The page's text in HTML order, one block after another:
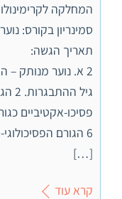
המחלקה
[…]
קרא עוד